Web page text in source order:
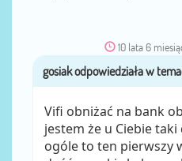
10 lata 6
przez
Vifi obniżać na bank
jestem że u Ciebie taki
ogóle to ten pierwszy